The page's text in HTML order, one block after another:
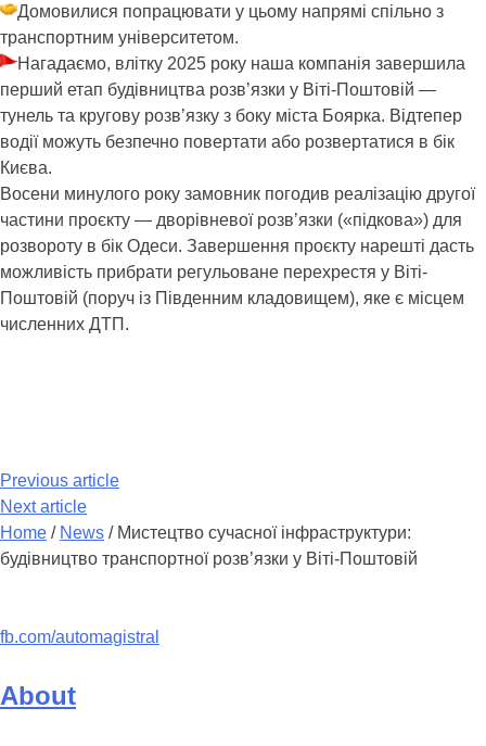
Домовилися попрацювати у цьому напрямі спільно з
транспортним університетом.
Нагадаємо, влітку 2025 року наша компанія завершила
перший етап будівництва розв’язки у Віті-Поштовій —
тунель та кругову розв’язку з боку міста Боярка. Відтепер
водії можуть безпечно повертати або розвертатися в бік
Києва.
Восени минулого року замовник погодив реалізацію другої
частини проєкту — дворівневої розв’язки («підкова») для
розвороту в бік Одеси. Завершення проєкту нарешті дасть
можливість прибрати регульоване перехрестя у Віті-
Поштовій (поруч із Південним кладовищем), яке є місцем
численних ДТП.
Previous article
Next article
Home / News / Мистецтво сучасної інфраструктури:
будівництво транспортної розв’язки у Віті-Поштовій
fb.com/automagistral
About